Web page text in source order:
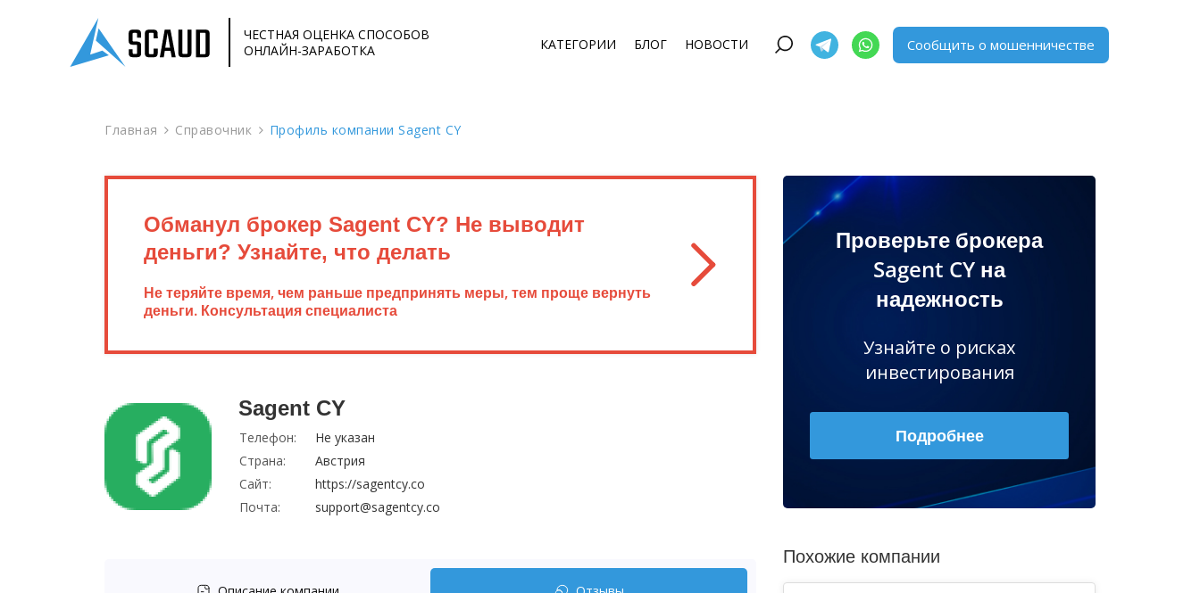
ЧЕСТНАЯ ОЦЕНКА СПОСОБОВ
ОНЛАЙН-ЗАРАБОТКА
КАТЕГОРИИ БЛОГ НОВОСТИ Сообщить о мошенничестве
Главная Справочник Профиль компании Sagent CY
Обманул брокер Sagent CY? Не выводит
деньги? Узнайте, что делать
Не теряйте время, чем раньше предпринять меры, тем проще вернуть
деньги. Консультация специалиста
Sagent CY
Телефон:
Не указан
Страна:
Австрия
Сайт:
https://sagentcy.co
Почта:
support@sagentcy.co
Проверьте брокера
Sagent CY на
надежность
Узнайте о рисках
инвестирования
Подробнее
Похожие компании